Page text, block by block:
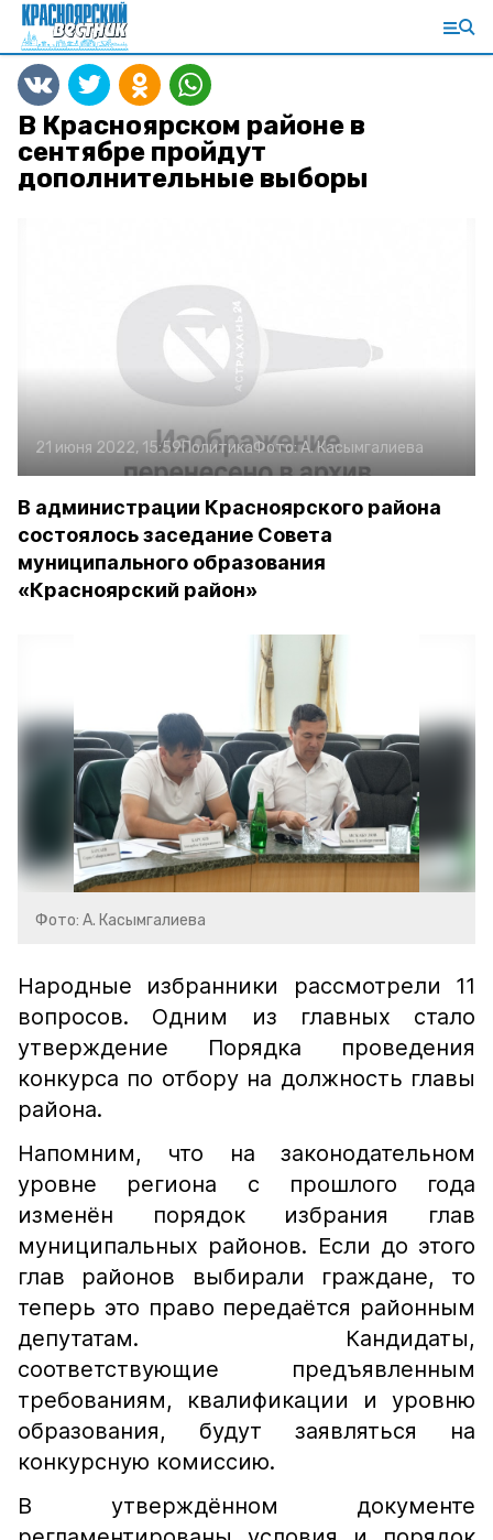
В Красноярском районе в
сентябре пройдут
дополнительные выборы
21 июня 2022, 15:59ПолитикаФото:А. Касымгалиева
В администрации Красноярского района
состоялось заседание Совета
муниципального образования
«Красноярский район»
Фото: А. Касымгалиева
Народные избранники рассмотрели 11
вопросов. Одним из главных стало
утверждение Порядка проведения
конкурса по отбору на должность главы
района.
Напомним, что на законодательном
уровне региона с прошлого года
изменён порядок избрания глав
муниципальных районов. Если до этого
глав районов выбирали граждане, то
теперь это право передаётся районным
депутатам. Кандидаты,
соответствующие предъявленным
требованиям, квалификации и уровню
образования, будут заявляться на
конкурсную комиссию.
В утверждённом документе